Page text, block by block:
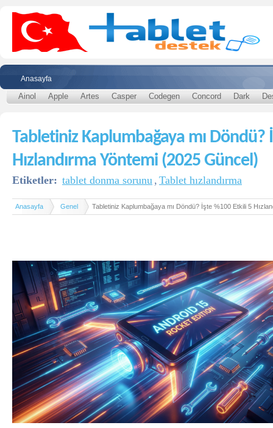
Anasayfa
Ainol Apple Artes Casper Codegen Concord Dark
Tabletiniz Kaplumbağaya mı Döndü?
Hızlandırma Yöntemi (2025 Güncel)
Etiketler: tablet donma sorunu , Tablet hızlandırma
Anasayfa Genel Tabletiniz Kaplumbağaya mı Döndü? İşte %100 Etkili 5